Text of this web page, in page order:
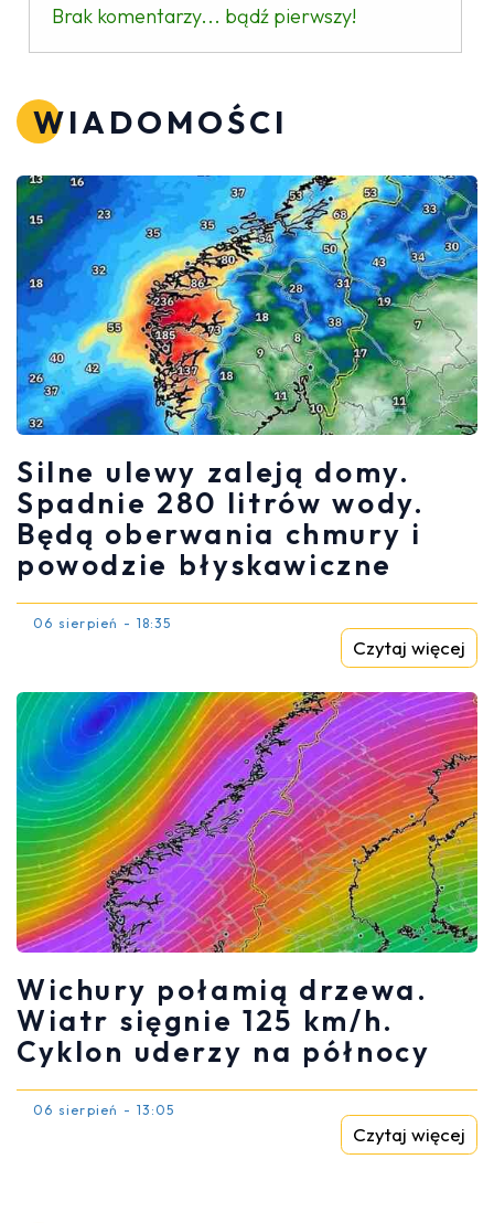
Brak komentarzy... bądź pierwszy!
WIADOMOŚCI
Silne ulewy zaleją domy.
Spadnie 280 litrów wody.
Będą oberwania chmury i
powodzie błyskawiczne
06 sierpień - 18:35
Czytaj więcej
Wichury połamią drzewa.
Wiatr sięgnie 125 km/h.
Cyklon uderzy na północy
06 sierpień - 13:05
Czytaj więcej